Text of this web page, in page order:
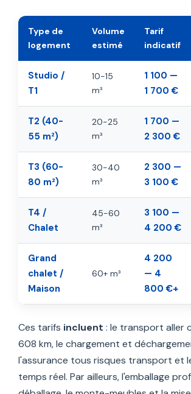
Type de
logement
Volume
estimé
Tarif
indicatif
Studio /
T1
10-15
m³
1 100 —
1 700 €
T2 (40-
55 m²)
20-25
m³
1 700 —
2 300 €
T3 (60-
80 m²)
30-40
m³
2 300 —
3 100 €
T4 /
Chalet
45-60
m³
3 100 —
4 200 €
Grand
chalet /
Maison
60+ m³
4 200
— 4
800 €+
Ces tarifs incluent : le transport aller
608 km, le chargement et
l'assurance tous risques transport et
temps réel. Par ailleurs, l'emballage